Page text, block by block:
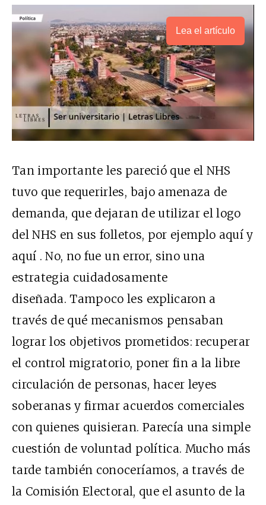
Lea el artículo
Tan importante les pareció que el NHS
tuvo que requerirles, bajo amenaza de
demanda, que dejaran de utilizar el logo
del NHS en sus folletos, por ejemplo aquíy
aquí . No, no fue un error, sino una
estrategia cuidadosamente
diseñada.Tampoco les explicaron a
través de qué mecanismos pensaban
lograr los objetivos prometidos: recuperar
el control migratorio, poner fin a la libre
circulación de personas, hacer leyes
soberanas y firmar acuerdos comerciales
con quienes quisieran. Parecía una simple
cuestión de voluntad política. Mucho más
tarde también conoceríamos, a través de
la Comisión Electoral, que el asunto de la